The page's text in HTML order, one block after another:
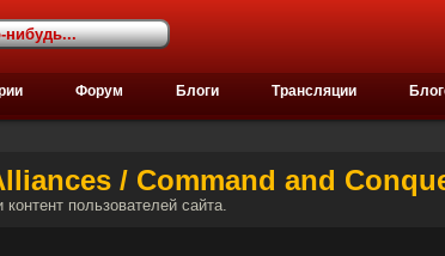
Форум Блоги Трансляции
/ Command and
пользователей сайта.